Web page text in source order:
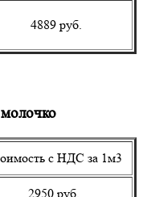
4889 руб.
с НДС за 1м3
2950 руб.